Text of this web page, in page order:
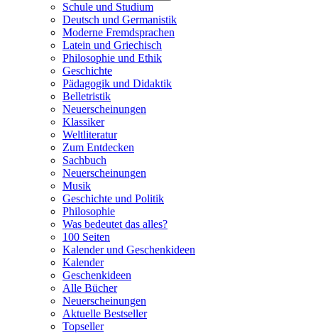
Schule und Studium
Deutsch und Germanistik
Moderne Fremdsprachen
Latein und Griechisch
Philosophie und Ethik
Geschichte
Pädagogik und Didaktik
Belletristik
Neuerscheinungen
Klassiker
Weltliteratur
Zum Entdecken
Sachbuch
Neuerscheinungen
Musik
Geschichte und Politik
Philosophie
Was bedeutet das alles?
100 Seiten
Kalender und Geschenkideen
Kalender
Geschenkideen
Alle Bücher
Neuerscheinungen
Aktuelle Bestseller
Topseller